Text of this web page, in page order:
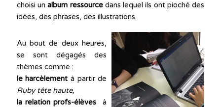
choisi un album ressource dans lequel ils ont pioché des
idées, des phrases, des illustrations.
Au bout de deux heures,
se sont dégagés des
thèmes comme :
le harcèlement à partir de
Ruby tête haute,
la relation profs-élèves
à